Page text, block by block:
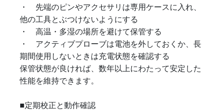
・ 先端のピンやアクセサリは専用ケースに入れ、
他の工具とぶつけないようにする
・ 高温・多湿の場所を避けて保管する
・ アクティブプローブは電池を外しておくか、長
期間使用しないときは充電状態を確認する
保管状態が良ければ、数年以上にわたって安定した
性能を維持できます。
■定期校正と動作確認